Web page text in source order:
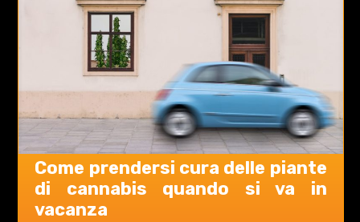
Come prendersi cura delle piante
di cannabis quando si va in
vacanza